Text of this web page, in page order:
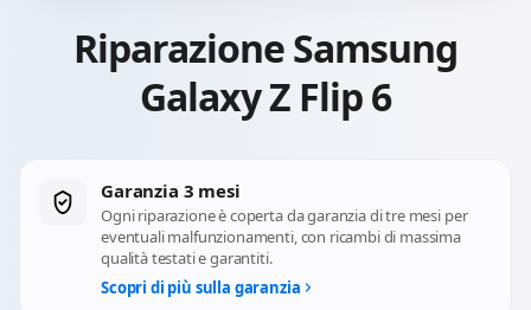
Riparazione Samsung
Galaxy Z Flip 6
Garanzia 3 mesi
Ogni riparazione è coperta da garanzia di tre mesi per
eventuali malfunzionamenti, con ricambi di massima
qualità testati e garantiti.
Scopri di più sulla garanzia